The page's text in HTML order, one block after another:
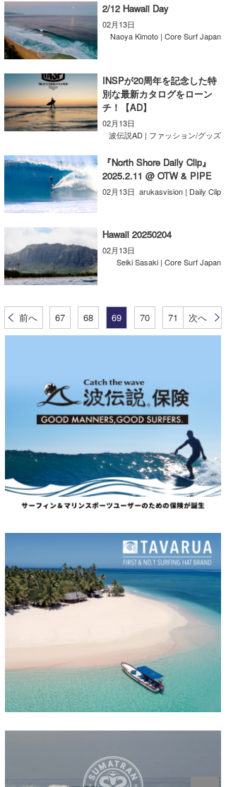
2/12 Hawaii Day
02月13日
Naoya Kimoto | Core Surf Japan
INSPが20周年を記念した特
別な最新カタログをローン
チ！【AD】
02月13日
波伝説AD | ファッション/グッズ
『North Shore Daily Clip』
2025.2.11 @ OTW & PIPE
02月13日 arukasvision | Daily Clip
Hawaii 20250204
02月13日
Seiki Sasaki | Core Surf Japan
前へ 67 68 69 70 71 次へ
wanda
予報士 hiro.
banpaku
Mr.K
Romisea